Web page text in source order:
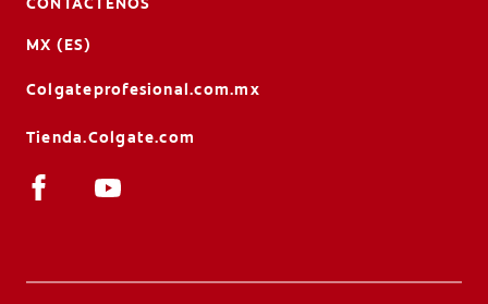
MX (ES)
Colgateprofesional.com.mx
Tienda.Colgate.com